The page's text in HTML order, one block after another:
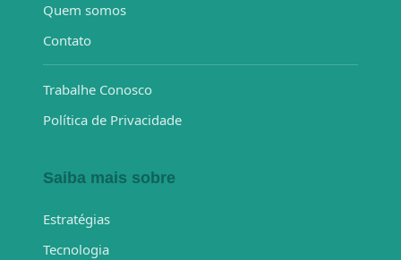
Quem somos
Contato
Trabalhe Conosco
Política de Privacidade
Saiba mais sobre
Estratégias
Tecnologia